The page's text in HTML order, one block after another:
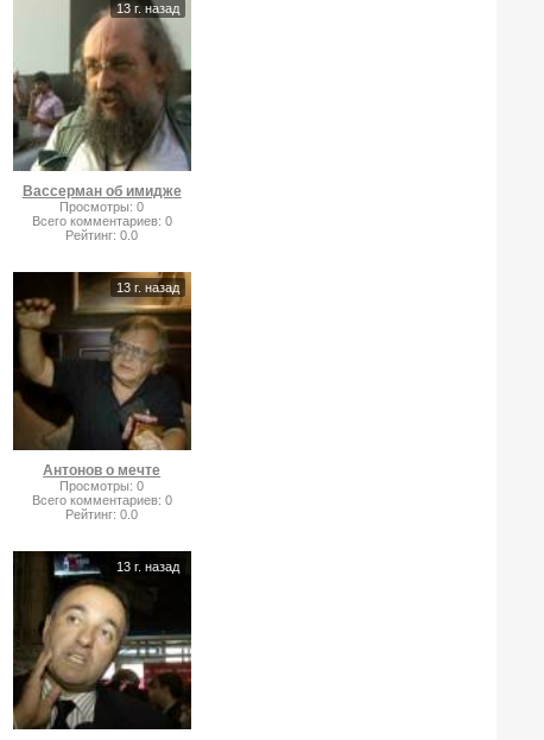
13 г. назад
Вассерман об имидже
Просмотры:0
Всего комментариев: 0
Рейтинг:0.0
13 г. назад
Антонов о мечте
Просмотры:0
Всего комментариев: 0
Рейтинг:0.0
13 г. назад